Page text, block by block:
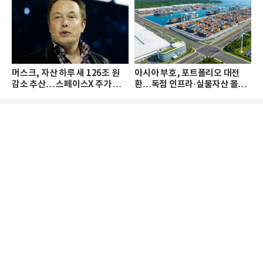
머스크, 자산 하루 새 126조 원
감소 추산… 스페이스X 주가 하
아시아 부호, 포트폴리오 대전
환…독점 인프라·실물자산 몰린